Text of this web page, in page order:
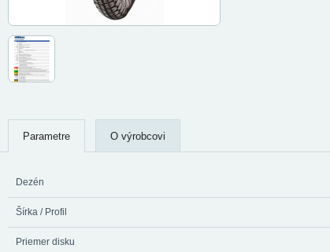
Parametre O výrobcovi
Dezén
Šírka / Profil
Priemer disku